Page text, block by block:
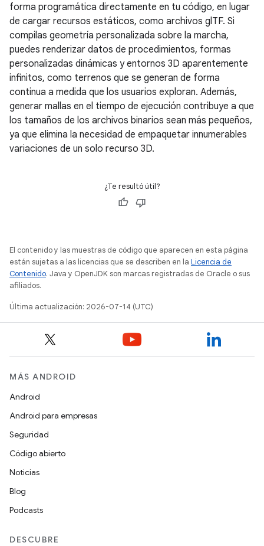
forma programática directamente en tu código, en lugar
de cargar recursos estáticos, como archivos glTF. Si
compilas geometría personalizada sobre la marcha,
puedes renderizar datos de procedimientos, formas
personalizadas dinámicas y entornos 3D aparentemente
infinitos, como terrenos que se generan de forma
continua a medida que los usuarios exploran. Además,
generar mallas en el tiempo de ejecución contribuye a que
los tamaños de los archivos binarios sean más pequeños,
ya que elimina la necesidad de empaquetar innumerables
variaciones de un solo recurso 3D.
¿Te resultó útil?
El contenido y las muestras de código que aparecen en esta página
están sujetas a las licencias que se describen en la Licencia de
Contenido. Java y OpenJDK son marcas registradas de Oracle o sus
afiliados.
Última actualización: 2026-07-14 (UTC)
MÁS ANDROID
Android
Android para empresas
Seguridad
Código abierto
Noticias
Blog
Podcasts
DESCUBRE